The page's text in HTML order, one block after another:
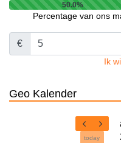
50.0%
Percentage van ons
€
Ik
Geo Kalender
today